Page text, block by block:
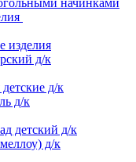
начинками
изделия
д/к
д/к
д/к
детский д/к
д/к